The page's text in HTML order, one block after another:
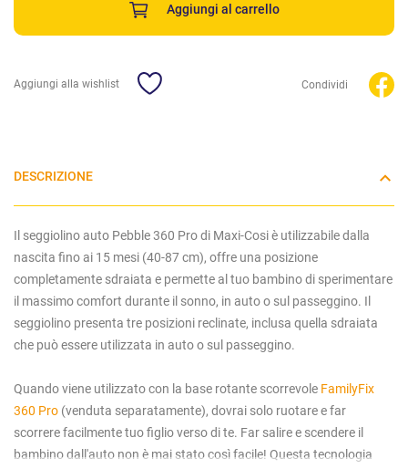
Aggiungi al carrello
Aggiungi alla wishlist Condividi
DESCRIZIONE
Il seggiolino auto Pebble 360 Pro di Maxi-Cosi è utilizzabile dalla
nascita fino ai 15 mesi (40-87 cm), offre una posizione
completamente sdraiata e permette al tuo bambino di sperimentare
il massimo comfort durante il sonno, in auto o sul passeggino. Il
seggiolino presenta tre posizioni reclinate, inclusa quella sdraiata
che può essere utilizzata in auto o sul passeggino.
Quando viene utilizzato con la base rotante scorrevole FamilyFix
360 Pro (venduta separatamente), dovrai solo ruotare e far
scorrere facilmente tuo figlio verso di te. Far salire e scendere il
bambino dall'auto non è mai stato così facile! Questa tecnologia